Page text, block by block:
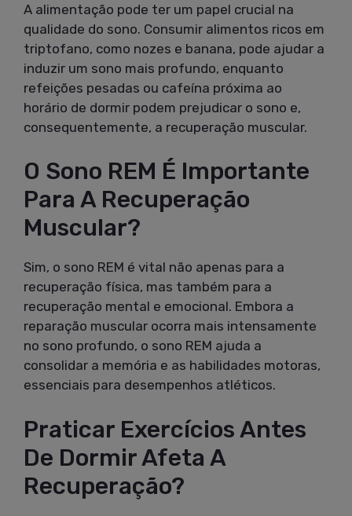
A alimentação pode ter um papel crucial na
qualidade do sono. Consumir alimentos ricos em
triptofano, como nozes e banana, pode ajudar a
induzir um sono mais profundo, enquanto
refeições pesadas ou cafeína próxima ao
horário de dormir podem prejudicar o sono e,
consequentemente, a recuperação muscular.
O Sono REM É Importante
Para A Recuperação
Muscular?
Sim, o sono REM é vital não apenas para a
recuperação física, mas também para a
recuperação mental e emocional. Embora a
reparação muscular ocorra mais intensamente
no sono profundo, o sono REM ajuda a
consolidar a memória e as habilidades motoras,
essenciais para desempenhos atléticos.
Praticar Exercícios Antes
De Dormir Afeta A
Recuperação?